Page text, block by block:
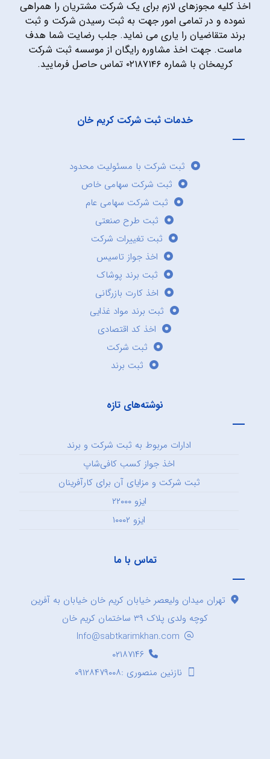
اخذ کلیه مجوزهای لازم برای یک شرکت مشتریان را همراهی
نموده و در تمامی امور جهت به ثبت رسیدن شرکت و ثبت
برند متقاضیان را یاری می نماید. جلب رضایت شما هدف
ماست. جهت اخذ مشاوره رایگان از موسسه ثبت شرکت
کریمخان با شماره ۰۲۱۸۷۱۴۶ تماس حاصل فرمایید.
خدمات ثبت شرکت کریم خان
ثبت شرکت با مسئولیت محدود
ثبت شرکت سهامی خاص
ثبت شرکت سهامی عام
ثبت طرح صنعتی
ثبت تغییرات شرکت
اخذ جواز تاسیس
ثبت برند پوشاک
اخذ کارت بازرگانی
ثبت برند مواد غذایی
اخذ کد اقتصادی
ثبت شرکت
ثبت برند
نوشته‌های تازه
ادارات مربوط به ثبت شرکت و برند
اخذ جواز کسب کافی‌شاپ
ثبت شرکت و مزایای آن برای کارآفرینان
ایزو ۲۲۰۰۰
ایزو ۱۰۰۰۲
تماس با ما
تهران میدان ولیعصر خیابان کریم خان خیابان به آفرین
کوچه ولدی پلاک ۳۹ ساختمان کریم خان
Info@sabtkarimkhan.com
۰۲۱۸۷۱۴۶
نازنین منصوری :۰۹۱۲۸۴۷۹۰۰۸